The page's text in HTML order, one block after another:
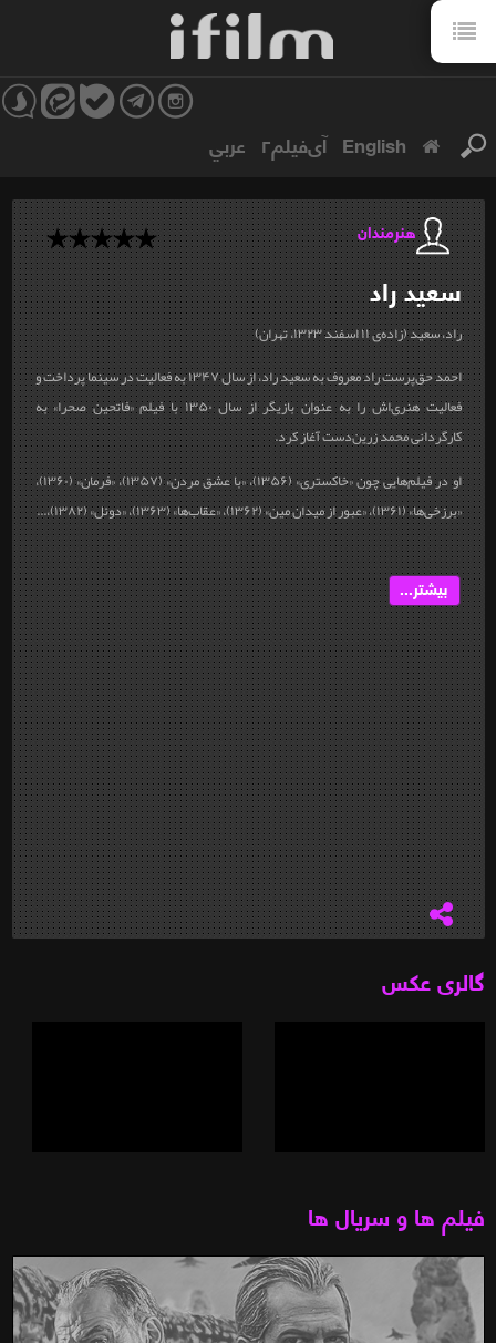
English آی‌فیلم۲ عربي
هنرمندان
سعیدراد
راد، سعید (زاده‌ی ۱۱ اسفند ۱۳۲۳، تهران)
احمد حق‌پرست راد معروف به سعید راد، از سال ۱۳۴۷ به فعالیت در سینما پرداخت و
فعالیت هنری‌اش را به عنوان بازیگر از سال ۱۳۵۰ با فیلم «فاتحین صحرا» به
کارگردانی محمد زرین‌دست آغاز کرد.
او در فیلم‌هایی چون «خاکستری» (۱۳۵۶)، «با عشق مردن» (۱۳۵۷)، «فرمان» (۱۳۶۰)،
«برزخی‌ها» (۱۳۶۱)، «عبور از میدان مین» (۱۳۶۲)، «عقاب‌ها» (۱۳۶۳)، «دوئل» (۱۳۸۲)،...
بیشتر...
گالری عکس
فیلم ها و سریال ها